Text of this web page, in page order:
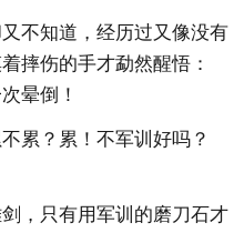
不知道，经历过又像没有
摔伤的手才勐然醒悟：
晕倒！
累？累！不军训好吗？
，只有用军训的磨刀石才